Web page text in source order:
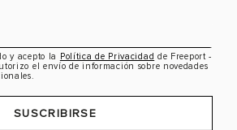
y acepto la Política de Privacidad de Freeport -
el envío de información sobre novedades
SUSCRIBIRSE